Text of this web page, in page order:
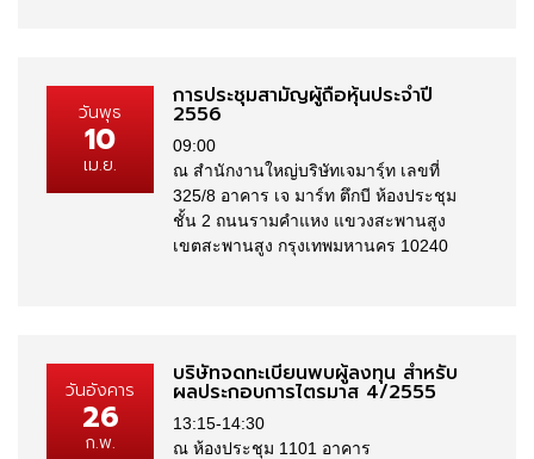
วันพุธ
10
เม.ย.
การประชุมสามัญผู้ถือหุ้นประจำปี
2556
09:00
ณ สำนักงานใหญ่บริษัทเจมารฺ์ท เลขที่
325/8 อาคาร เจ มาร์ท ตึกบี ห้องประชุม
ชั้น 2 ถนนรามคำแหง แขวงสะพานสูง
เขตสะพานสูง กรุงเทพมหานคร 10240
วันอังคาร
26
ก.พ.
บริษัทจดทะเบียนพบผู้ลงทุน สำหรับ
ผลประกอบการไตรมาส 4/2555
13:15-14:30
ณ ห้องประชุม 1101 อาคาร